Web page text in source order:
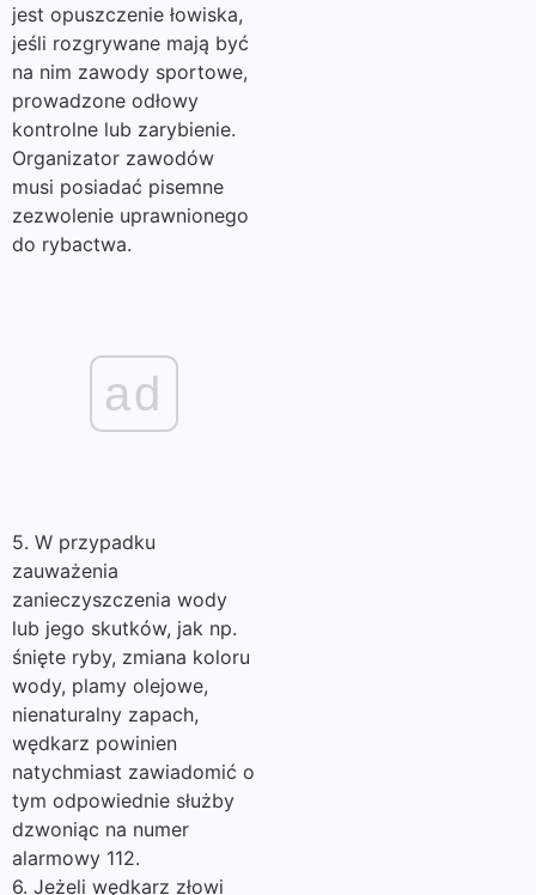
jest opuszczenie łowiska,
jeśli rozgrywane mają być
na nim zawody sportowe,
prowadzone odłowy
kontrolne lub zarybienie.
Organizator zawodów
musi posiadać pisemne
zezwolenie uprawnionego
do rybactwa.
ad
5. W przypadku
zauważenia
zanieczyszczenia wody
lub jego skutków, jak np.
śnięte ryby, zmiana koloru
wody, plamy olejowe,
nienaturalny zapach,
wędkarz powinien
natychmiast zawiadomić o
tym odpowiednie służby
dzwoniąc na numer
alarmowy 112.
6. Jeżeli wędkarz złowi